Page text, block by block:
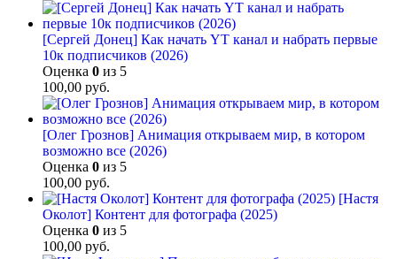
[Сергей Донец] Как начать YT канал и набрать первые
10к подписчиков (2026)
Оценка 0 из 5
100,00 руб.
[Олег Грознов] Анимация открываем мир, в котором
возможно все (2026)
Оценка 0 из 5
100,00 руб.
[Настя
Околот] Контент для фотографа (2025)
Оценка 0 из 5
100,00 руб.